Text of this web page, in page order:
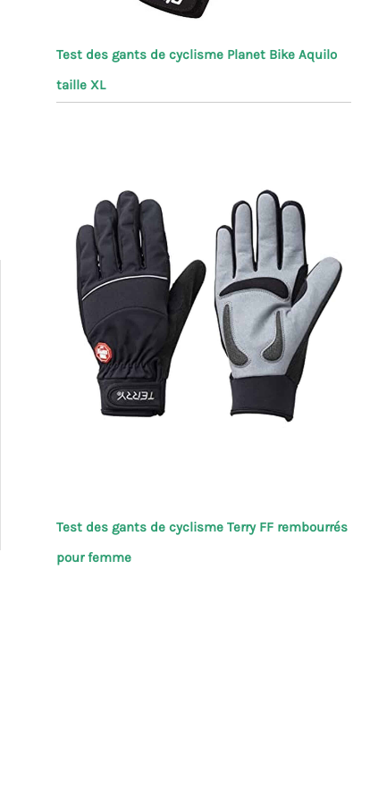
Test des gants de cyclisme Planet Bike Aquilo
taille XL
Test des gants de cyclisme Terry FF rembourrés
pour femme